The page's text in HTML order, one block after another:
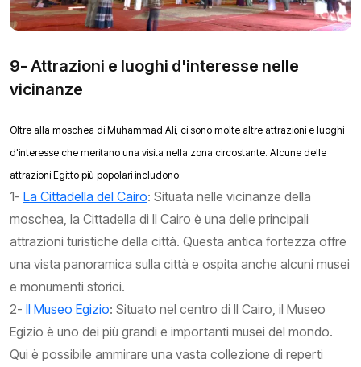
9- Attrazioni e luoghi d'interesse nelle
vicinanze
Oltre alla moschea di Muhammad Ali, ci sono molte altre attrazioni e luoghi
d'interesse che meritano una visita nella zona circostante. Alcune delle
attrazioni Egitto più popolari includono:
1- La Cittadella del Cairo: Situata nelle vicinanze della
moschea, la Cittadella di Il Cairo è una delle principali
attrazioni turistiche della città. Questa antica fortezza offre
una vista panoramica sulla città e ospita anche alcuni musei
e monumenti storici.
2- Il Museo Egizio: Situato nel centro di Il Cairo, il Museo
Egizio è uno dei più grandi e importanti musei del mondo.
Qui è possibile ammirare una vasta collezione di reperti